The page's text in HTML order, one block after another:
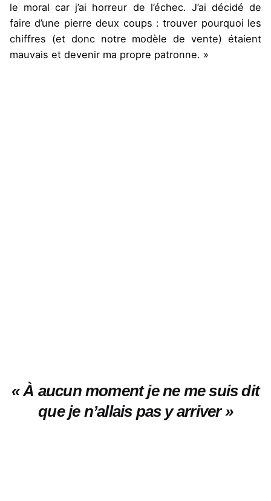
le moral car j’ai horreur de l’échec. J’ai décidé de
faire d’une pierre deux coups : trouver pourquoi les
chiffres (et donc notre modèle de vente) étaient
mauvais et devenir ma propre patronne. »
« À aucun moment je ne me suis dit
que je n’allais pas y arriver»